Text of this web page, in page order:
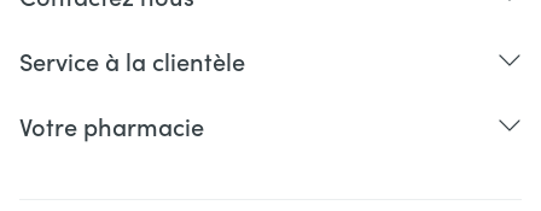
Service à la clientèle
Votre pharmacie